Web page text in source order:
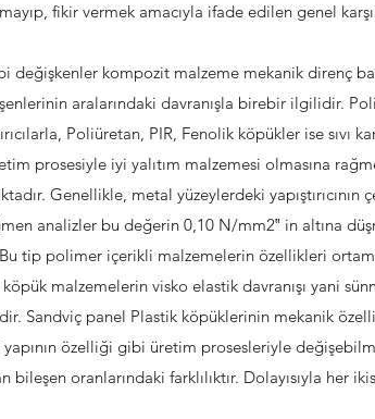
fikir vermek amacıyla ifade edilen genel
değişkenler kompozit malzeme mekanik direnç
aralarındaki davranışla birebir ilgilidir.
Poliüretan, PIR, Fenolik köpükler ise sıvı
prosesiyle iyi yalıtım malzemesi olmasına
Genellikle, metal yüzeylerdeki yapıştırıcının
analizler bu değerin 0,10 N/mm2‟ in altına
tip polimer içerikli malzemelerin özellikleri
köpük malzemelerin visko elastik davranışı yani
Sandviç panel Plastik köpüklerinin mekanik
özelliği gibi üretim prosesleriyle
oranlarındaki farklılıktır. Dolayısıyla her